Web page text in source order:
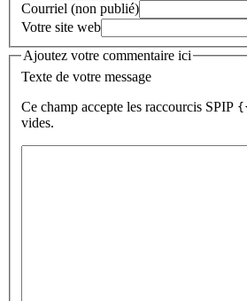
Courriel (non publié)
Votre site web
Ajoutez votre commentaire ici
Texte de votre message
Ce champ accepte les raccourcis SPIP
vides.